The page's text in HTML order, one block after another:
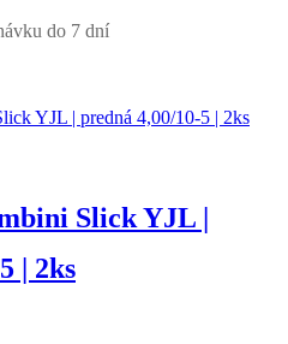
do 7 dní
Slick YJL |
| 2ks